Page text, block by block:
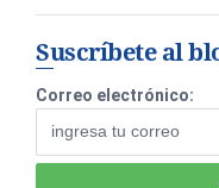
Suscríbete al
Correo electrónico: